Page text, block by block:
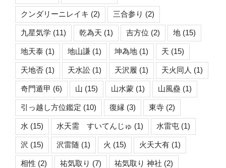
クンダリーニレイキ (2) 三合参り (2)
九星気学 (11) 乾為天 (1) 吉方位 (2) 地 (15)
地天泰 (1) 地山謙 (1) 坤為地 (1) 天 (15)
天地否 (1) 天水訟 (1) 天沢履 (1) 天火同人 (1)
奇門遁甲 (6) 山 (15) 山水蒙 (1) 山風蠱 (1)
引っ越し方位鑑定 (10) 復縁 (3) 東寺 (2)
水 (15) 水天需 すいてんじゅ (1) 水雷屯 (1)
沢 (15) 沢雷随 (1) 火 (15) 火天大有 (1)
相性 (2) 祐気取り (7) 祐気取り 神社 (2)